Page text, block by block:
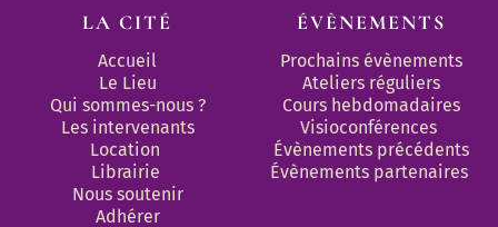
LA CITÉ
Accueil
Le Lieu
Qui sommes-nous ?
Les intervenants
Location
Librairie
Nous soutenir
Adhérer
ÉVÈNEMENTS
Prochains évènements
Ateliers réguliers
Cours hebdomadaires
Visioconférences
Évènements précédents
Évènements partenaires